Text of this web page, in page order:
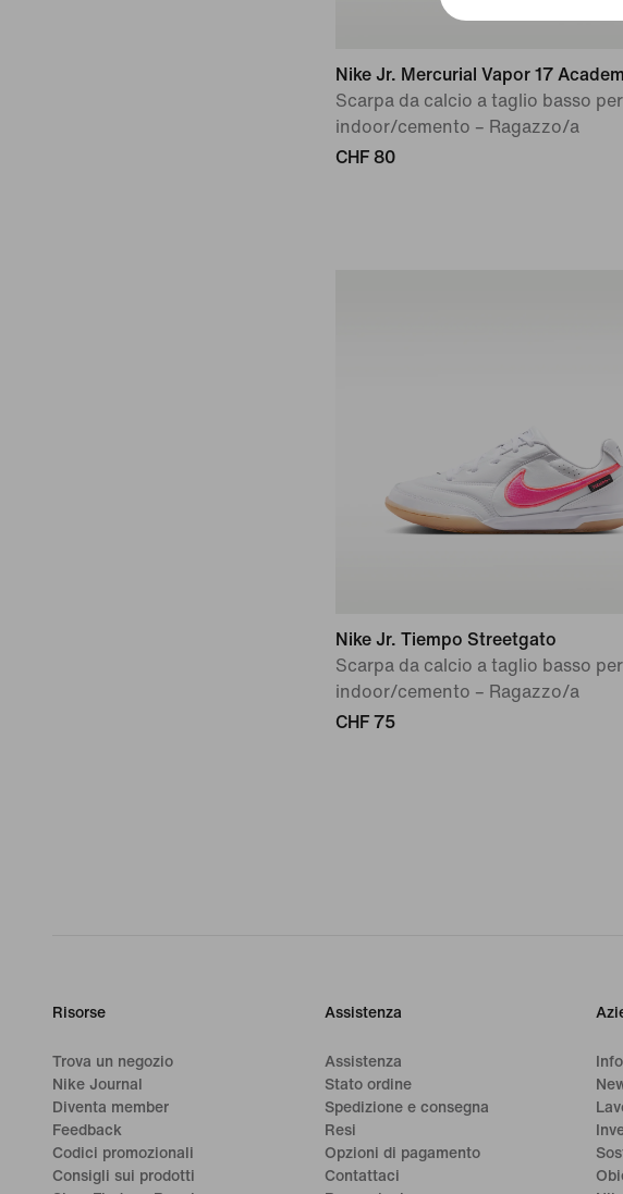
Nike Jr. Mercurial Vapor 17
Scarpa da calcio a taglio basso
indoor/cemento – Ragazzo/a
CHF 80
Nike Jr. Tiempo Streetgato
Scarpa da calcio a taglio basso
indoor/cemento – Ragazzo/a
CHF 75
Risorse
Trova un negozio
Nike Journal
Diventa member
Feedback
Codici promozionali
Consigli sui prodotti
Assistenza
Assistenza
Stato ordine
Spedizione e consegna
Resi
Opzioni di pagamento
Contattaci